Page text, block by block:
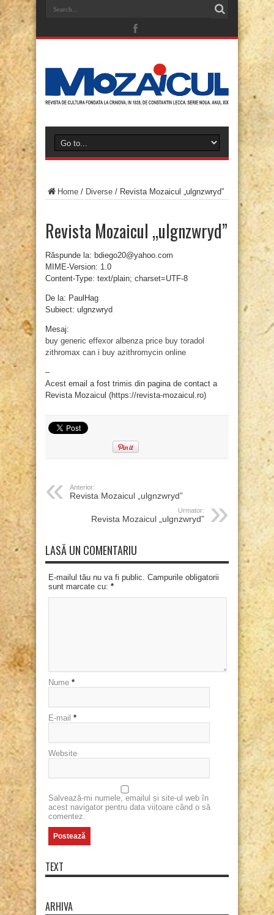
Home / Diverse / Revista Mozaicul „ulgnzwryd”
Revista Mozaicul „ulgnzwryd”
Răspunde la: bdiego20@yahoo.com
MIME-Version: 1.0
Content-Type: text/plain; charset=UTF-8
De la: PaulHag
Subiect: ulgnzwryd
Mesaj:
buy generic effexor albenza price buy toradol
zithromax can i buy azithromycin online
–
Acest email a fost trimis din pagina de contact a
Revista Mozaicul (https://revista-mozaicul.ro)
Anterior:
Revista Mozaicul „ulgnzwryd”
Urmator:
Revista Mozaicul „ulgnzwryd”
LASĂ UN COMENTARIU
E-mailul tău nu va fi public. Campurile obligatorii
sunt marcate cu: *
Nume *
E-mail *
Website
Salvează-mi numele, emailul și site-ul web în
acest navigator pentru data viitoare când o să
comentez.
TEXT
ARHIVA